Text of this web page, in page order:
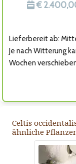
€
Lieferbereit ab:
Je nach Witterung
Wochen
Celtis
ähnliche